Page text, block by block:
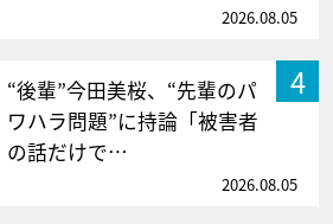
2026.08.05
4
“後輩”今田美桜、“先輩のパ
ワハラ問題”に持論「被害者
の話だけで…
2026.08.05